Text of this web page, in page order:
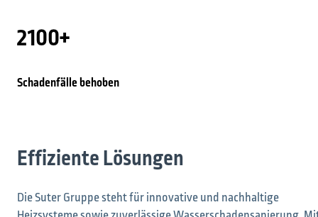
2100+
Schadenfälle behoben
Effiziente Lösungen
Die Suter Gruppe steht für innovative und nachhaltige